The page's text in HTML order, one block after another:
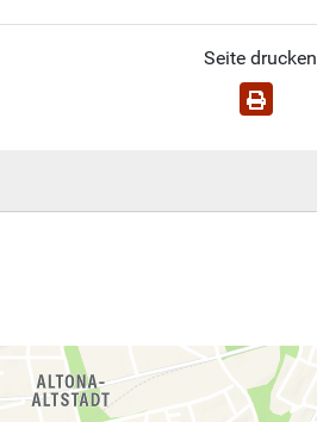
Seite drucken